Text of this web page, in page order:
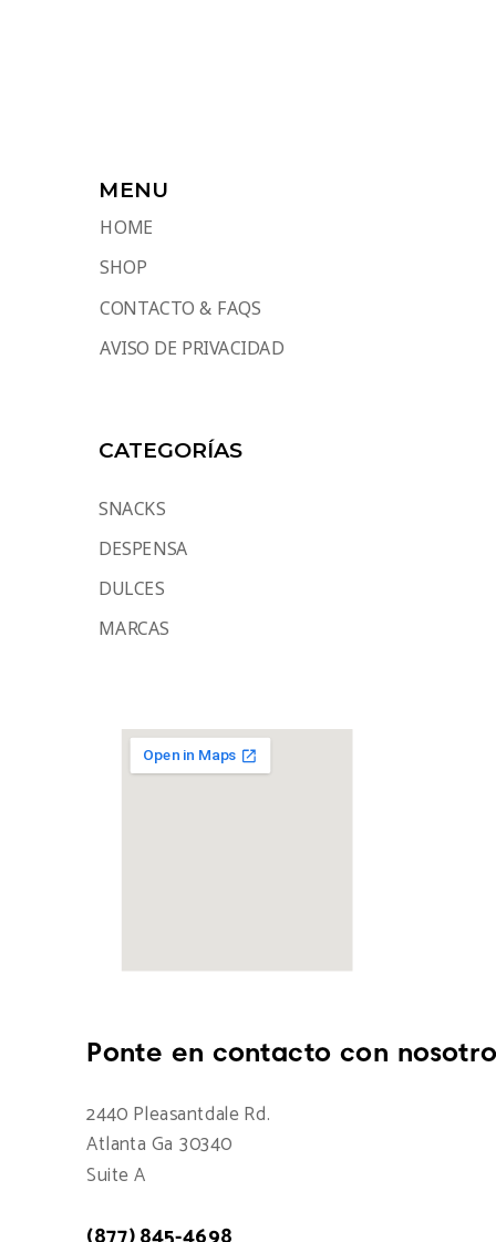
MENU
HOME
SHOP
CONTACTO & FAQS
AVISO DE PRIVACIDAD
CATEGORÍAS
SNACKS
DESPENSA
DULCES
MARCAS
Ponte en contacto con
2440 Pleasantdale Rd.
Atlanta Ga 30340
Suite A